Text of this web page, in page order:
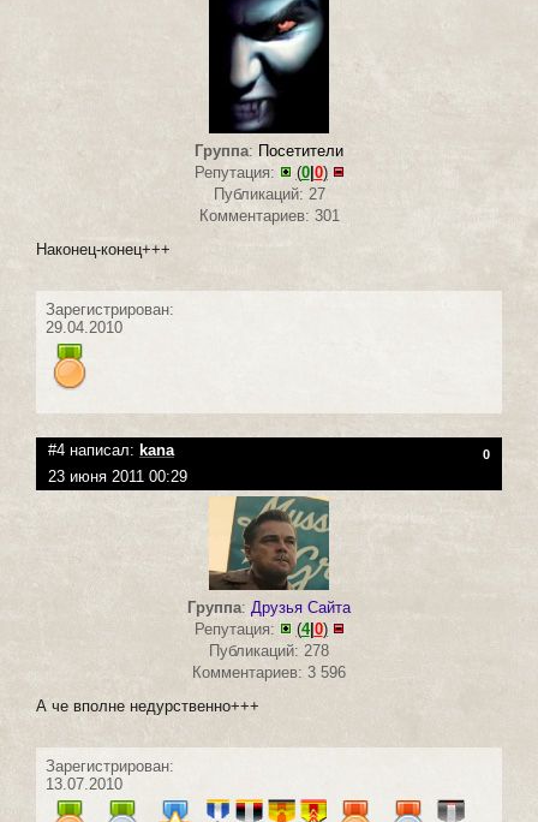
Группа: Посетители
Репутация:
(0| 0)
Публикаций: 27
Комментариев: 301
Наконец-конец+++
Зарегистрирован:
29.04.2010
#4 написал: kana 0
23 июня 2011 00:29
Группа: Друзья Сайта
Репутация:
(4| 0)
Публикаций: 278
Комментариев: 3 596
А че вполне недурственно+++
Зарегистрирован:
13.07.2010